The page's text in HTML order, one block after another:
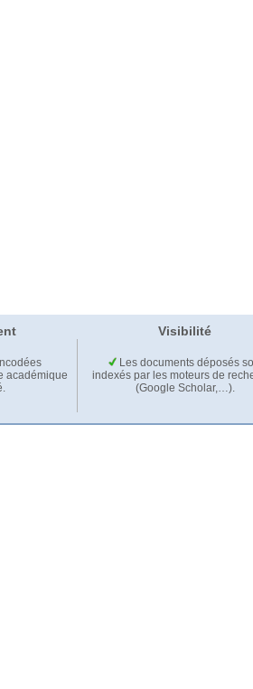
Visibilité
académique
Les documents déposés
indexés par les moteurs de
(Google Scholar,…).